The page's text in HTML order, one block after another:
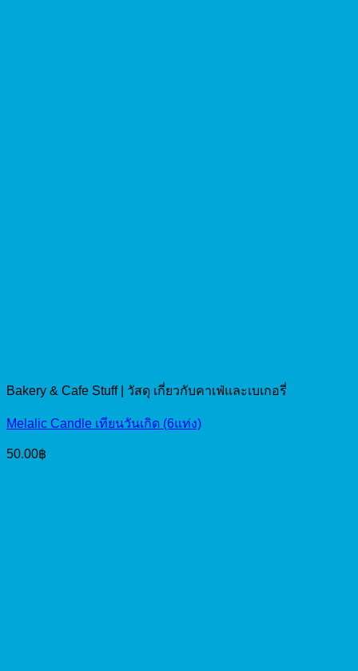
Bakery & Cafe Stuff | วัสดุ เกี่ยวกับคาเฟ่และเบเกอรี่
Melalic Candle เทียนวันเกิด (6แท่ง)
50.00฿